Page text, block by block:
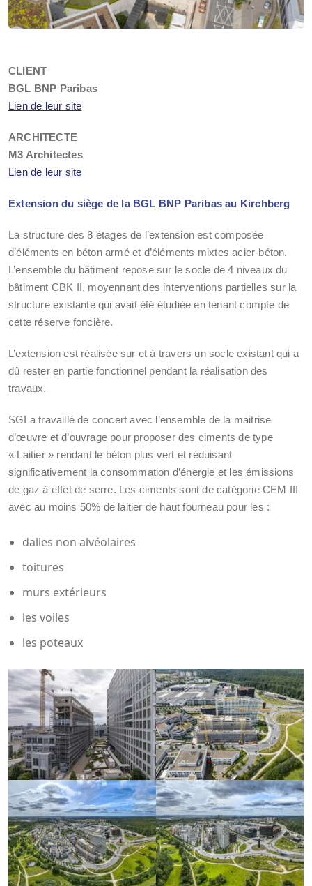
CLIENT
BGL BNP Paribas
Lien de leur site
ARCHITECTE
M3 Architectes
Lien de leur site
Extension du siège de la BGL BNP Paribas au Kirchberg
La structure des 8 étages de l’extension est composée
d’éléments en béton armé et d’éléments mixtes acier-béton.
L’ensemble du bâtiment repose sur le socle de 4 niveaux du
bâtiment CBK II, moyennant des interventions partielles sur la
structure existante qui avait été étudiée en tenant compte de
cette réserve foncière.
L’extension est réalisée sur et à travers un socle existant qui a
dû rester en partie fonctionnel pendant la réalisation des
travaux.
SGI a travaillé de concert avec l’ensemble de la maitrise
d’œuvre et d’ouvrage pour proposer des ciments de type
« Laitier » rendant le béton plus vert et réduisant
significativement la consommation d’énergie et les émissions
de gaz à effet de serre. Les ciments sont de catégorie CEM III
avec au moins 50% de laitier de haut fourneau pour les :
dalles non alvéolaires
toitures
murs extérieurs
les voiles
les poteaux